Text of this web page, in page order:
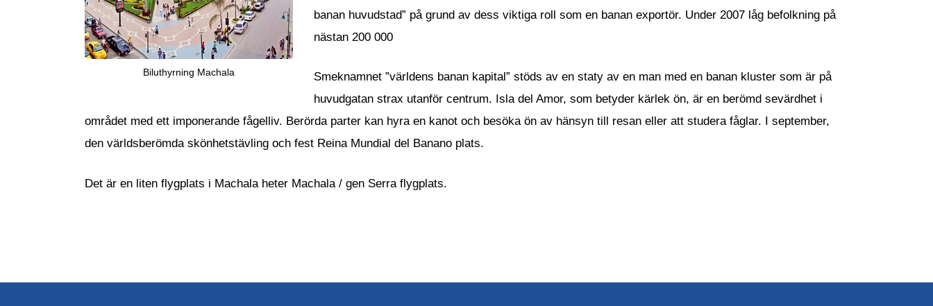
Biluthyrning Machala
banan huvudstad” på grund av dess viktiga roll som en banan exportör. Under 2007 låg befolkning på
nästan 200 000
Smeknamnet ”världens banan kapital” stöds av en staty av en man med en banan kluster som är på
huvudgatan strax utanför centrum. Isla del Amor, som betyder kärlek ön, är en berömd sevärdhet i
området med ett imponerande fågelliv. Berörda parter kan hyra en kanot och besöka ön av hänsyn till resan eller att studera fåglar. I september,
den världsberömda skönhetstävling och fest Reina Mundial del Banano plats.
Det är en liten flygplats i Machala heter Machala / gen Serra flygplats.